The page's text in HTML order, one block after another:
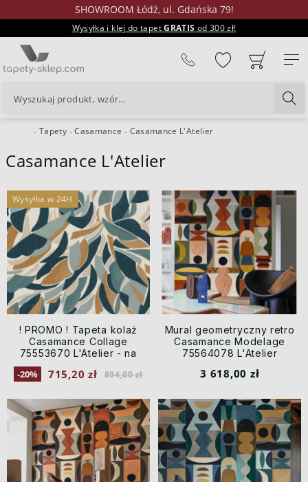
SHOWROOM Łódź, ul. Gdańska 79!
Wysyłka i klej do tapetGRATIS od 300 zł!
24H Tapety Casamance Casamance L'Atelier
Casamance L'Atelier
! PROMO ! Tapeta kolaż
Casamance Collage
75553670 L'Atelier - na
-20% 715,20 zł 894,00 zł
Wysyłka w 24H
Mural geometryczny retro
Casamance Modelage
75564078 L'Atelier
3 618,00 zł